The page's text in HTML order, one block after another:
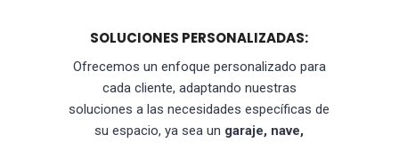
SOLUCIONES PERSONALIZADAS:
Ofrecemos un enfoque personalizado para
cada cliente, adaptando nuestras
soluciones a las necesidades específicas de
su espacio, ya sea un garaje, nave,